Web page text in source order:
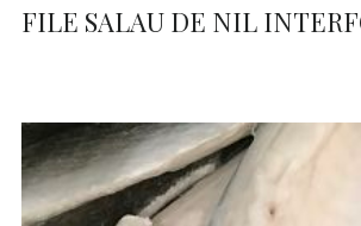
FILE SALAU DE NIL